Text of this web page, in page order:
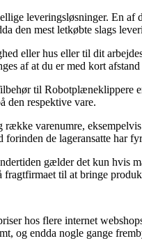
leveringsløsninger. En af
den mest letkøbte slags
eller hus eller til dit
af at du er med kort
til Robotplæneklippere
den respektive vare.
varenumre,
forinden de lageransatte har
gælder det kun hvis
til at bringe
hos flere internet
og endda nogle gange